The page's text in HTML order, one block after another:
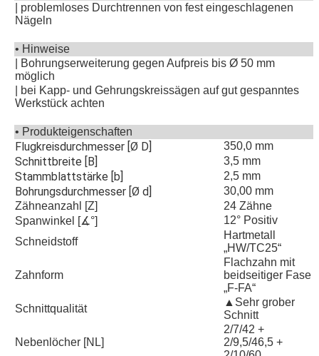
| problemloses Durchtrennen von fest eingeschlagenen
Nägeln
• Hinweise
| Bohrungserweiterung gegen Aufpreis bis Ø 50 mm
möglich
| bei Kapp- und Gehrungskreissägen auf gut gespanntes
Werkstück achten
• Produkteigenschaften
Flugkreisdurchmesser [Ø D] 350,0 mm
Schnittbreite [B] 3,5 mm
Stammblattstärke [b] 2,5 mm
Bohrungsdurchmesser [Ø d]
30,00 mm
Zähneanzahl [Z]
24 Zähne
Spanwinkel [∡°]
12° Positiv
Schneidstoff
Hartmetall
„HW/TC25“
Zahnform
Flachzahn mit
beidseitiger Fase
„F-FA“
Schnittqualität
▲Sehr grober
Schnitt
Nebenlöcher [NL]
2/7/42 +
2/9,5/46,5 +